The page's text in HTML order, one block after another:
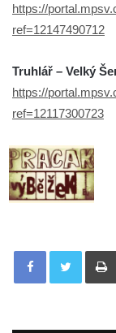
https://
ref=12147490712
Truhlář – Velký
https://
ref=12117300723